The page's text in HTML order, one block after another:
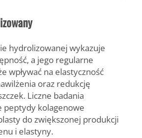
hydrolizowanej wykazuje
a jego regularne
wpływać na elastyczność
oraz redukcję
Liczne badania
peptydy kolagenowe
do zwiększonej produkcji
i elastyny.